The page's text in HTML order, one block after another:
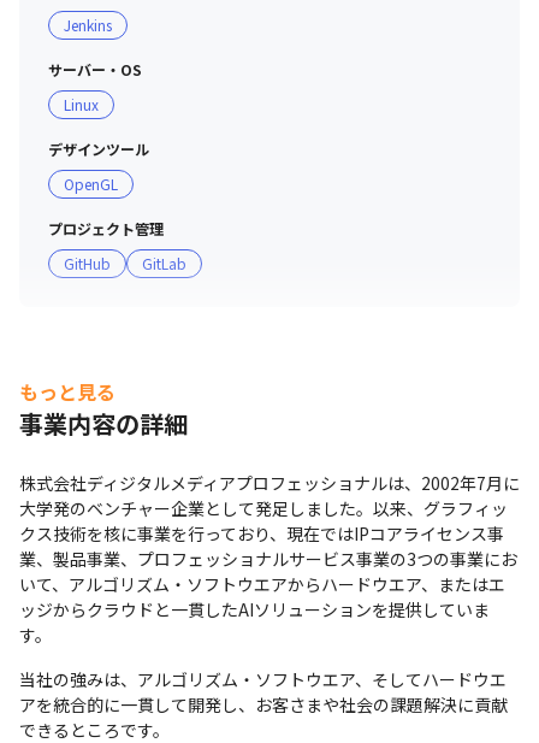
Jenkins
サーバー・OS
Linux
デザインツール
OpenGL
プロジェクト管理
GitHub
GitLab
もっと見る
事業内容の詳細
株式会社ディジタルメディアプロフェッショナルは、2002年7月に
大学発のベンチャー企業として発足しました。以来、グラフィッ
クス技術を核に事業を行っており、現在ではIPコアライセンス事
業、製品事業、プロフェッショナルサービス事業の3つの事業にお
いて、アルゴリズム・ソフトウエアからハードウエア、またはエ
ッジからクラウドと一貫したAIソリューションを提供していま
す。
当社の強みは、アルゴリズム・ソフトウエア、そしてハードウエ
アを統合的に一貫して開発し、お客さまや社会の課題解決に貢献
できるところです。